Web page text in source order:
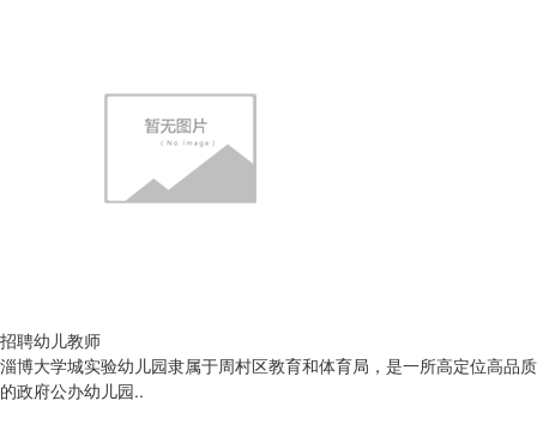
招聘幼儿教师
淄博大学城实验幼儿园隶属于周村区教育和体育局，是一所高定位高品质
的政府公办幼儿园..